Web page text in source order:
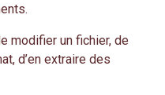
modifier un fichier, de
d’en extraire des